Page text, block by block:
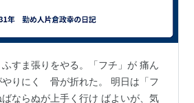
すま張りをやる。「フチ」が 痛ん
りにくゝ骨が折れた。 明日は「フ
ならぬが上手く行け ばよいが、気